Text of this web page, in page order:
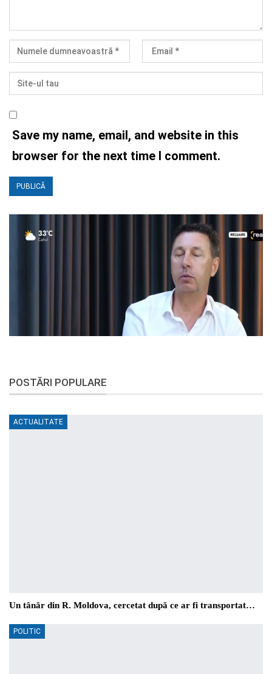
Save my name, email, and website in this
browser for the next time I comment.
POSTĂRI POPULARE
ACTUALITATE
Un tânăr din R. Moldova, cercetat după ce ar fi transportat…
POLITIC